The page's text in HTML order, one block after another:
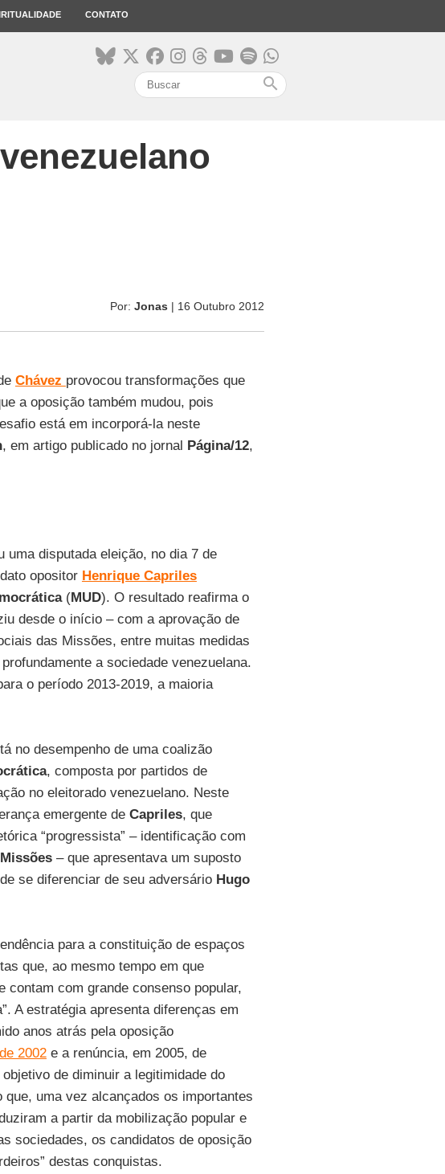
CONTATO
search
Por: Jonas | 16 Outubro 2012
Chávez provocou transformações que
a oposição também mudou, pois
está em incorporá-la neste
, em artigo publicado no jornal Página/12,
uma disputada eleição, no dia 7 de
opositor Henrique Capriles
(MUD). O resultado reafirma o
desde o início – com a aprovação de
das Missões, entre muitas medidas
a sociedade venezuelana.
o período 2013-2019, a maioria
no desempenho de uma coalizão
, composta por partidos de
no eleitorado venezuelano. Neste
emergente de Capriles, que
“progressista” – identificação com
Missões – que apresentava um suposto
se diferenciar de seu adversário Hugo
para a constituição de espaços
que, ao mesmo tempo em que
contam com grande consenso popular,
A estratégia apresenta diferenças em
anos atrás pela oposição
2002e a renúncia, em 2005, de
de diminuir a legitimidade do
uma vez alcançados os importantes
a partir da mobilização popular e
sociedades, os candidatos de oposição
destas conquistas.